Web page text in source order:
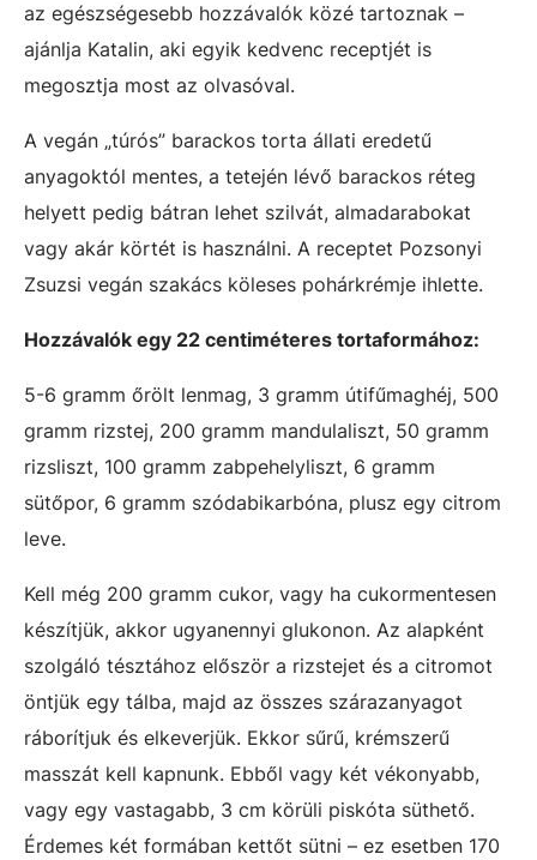
az egészségesebb hozzávalók közé tartoznak –
ajánlja Katalin, aki egyik kedvenc receptjét is
megosztja most az olvasóval.
A vegán „túrós” barackos torta állati eredetű
anyagoktól mentes, a tetején lévő barackos réteg
helyett pedig bátran lehet szilvát, almadarabokat
vagy akár körtét is használni. A receptet Pozsonyi
Zsuzsi vegán szakács köleses pohárkrémje ihlette.
Hozzávalók egy 22 centiméteres tortaformához:
5-6 gramm őrölt lenmag, 3 gramm útifűmaghéj, 500
gramm rizstej, 200 gramm mandulaliszt, 50 gramm
rizsliszt, 100 gramm zabpehelyliszt, 6 gramm
sütőpor, 6 gramm szódabikarbóna, plusz egy citrom
leve.
Kell még 200 gramm cukor, vagy ha cukormentesen
készítjük, akkor ugyanennyi glukonon. Az alapként
szolgáló tésztához először a rizstejet és a citromot
öntjük egy tálba, majd az összes szárazanyagot
ráborítjuk és elkeverjük. Ekkor sűrű, krémszerű
masszát kell kapnunk. Ebből vagy két vékonyabb,
vagy egy vastagabb, 3 cm körüli piskóta süthető.
Érdemes két formában kettőt sütni – ez esetben 170